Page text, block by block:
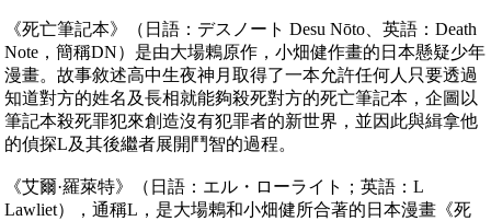
《死亡筆記本》（日語：デスノート Desu Nōto、英語：Death
Note，簡稱DN）是由大場鶇原作，小畑健作畫的日本懸疑少年
漫畫。故事敘述高中生夜神月取得了一本允許任何人只要透過
知道對方的姓名及長相就能夠殺死對方的死亡筆記本，企圖以
筆記本殺死罪犯來創造沒有犯罪者的新世界，並因此與緝拿他
的偵探L及其後繼者展開鬥智的過程。
《艾爾·羅萊特》（日語：エル・ローライト；英語：L
Lawliet），通稱L，是大場鶇和小畑健所合著的日本漫畫《死